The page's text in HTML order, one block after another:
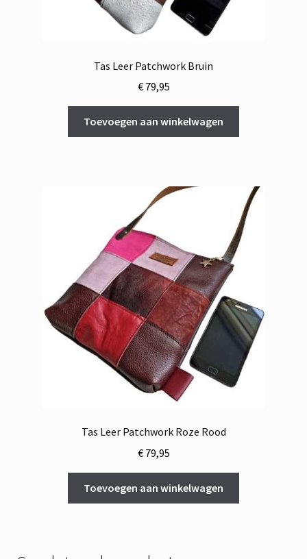
Tas Leer Patchwork Bruin
€79,95
Toevoegen aan winkelwagen
Tas Leer Patchwork Roze Rood
€79,95
Toevoegen aan winkelwagen